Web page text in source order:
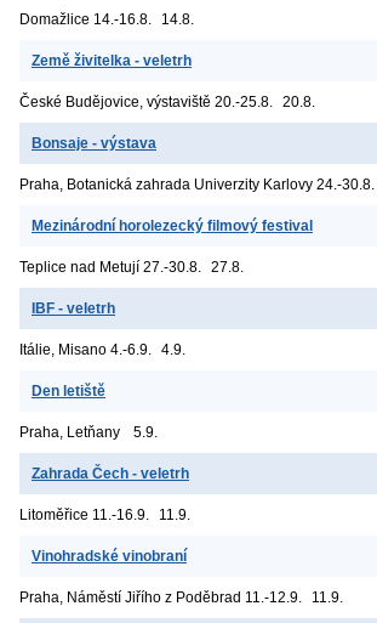
Domažlice 14.-16.8. 14.8.
Země živitelka - veletrh
České Budějovice, výstaviště 20.-25.8. 20.8.
Bonsaje - výstava
Praha, Botanická zahrada Univerzity Karlovy 24.-30.8.
Mezinárodní horolezecký filmový festival
Teplice nad Metují 27.-30.8. 27.8.
IBF - veletrh
Itálie, Misano 4.-6.9. 4.9.
Den letiště
Praha, Letňany 5.9.
Zahrada Čech - veletrh
Litoměřice 11.-16.9. 11.9.
Vinohradské vinobraní
Praha, Náměstí Jiřího z Poděbrad 11.-12.9. 11.9.